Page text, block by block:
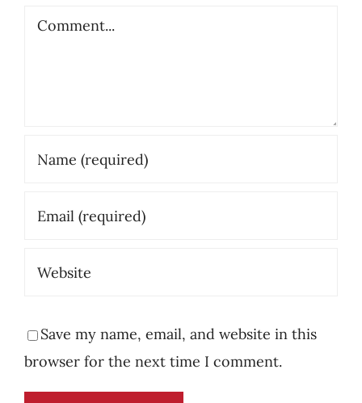
Comment
Save my name, email, and website in this
browser for the next time I comment.